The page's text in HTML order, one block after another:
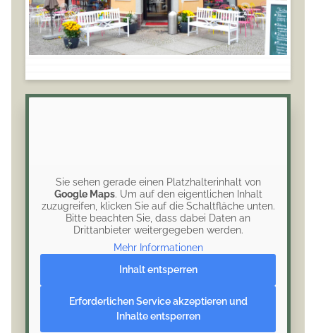
Sie sehen gerade einen Platzhalterinhalt von
Google Maps. Um auf den eigentlichen Inhalt
zuzugreifen, klicken Sie auf die Schaltfläche unten.
Bitte beachten Sie, dass dabei Daten an
Drittanbieter weitergegeben werden.
Mehr Informationen
Inhalt entsperren
Erforderlichen Service akzeptieren und
Inhalte entsperren